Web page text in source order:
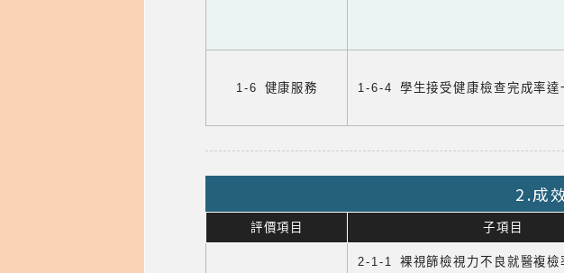
1-6 健康服務 1-6-4 學生接受健康檢查完成率達
2.成
評價項目 子項目
2-1-1 裸視篩檢視力不良就醫複檢